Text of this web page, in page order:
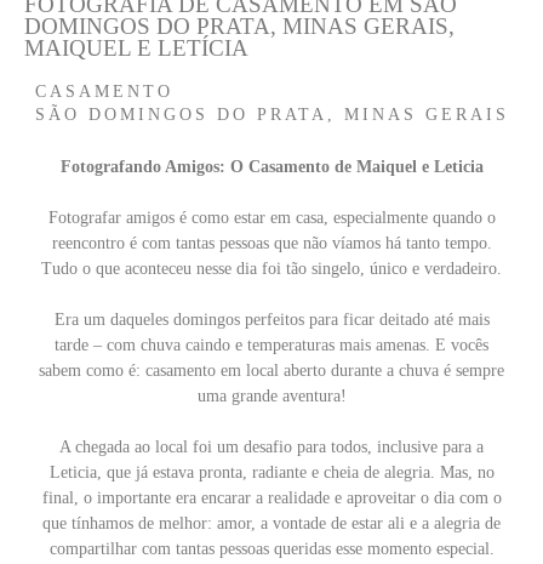
CASAMENTO
SÃO DOMINGOS DO PRATA, MINAS GERAIS
DOMINGOS DO PRATA, MINAS GERAIS,
MAIQUEL E LETÍCIA
Fotografando Amigos: O Casamento de Maiquel e Leticia
Fotografar amigos é como estar em casa, especialmente quando o
reencontro é com tantas pessoas que não víamos há tanto tempo.
Tudo o que aconteceu nesse dia foi tão singelo, único e verdadeiro.
Era um daqueles domingos perfeitos para ficar deitado até mais
tarde – com chuva caindo e temperaturas mais amenas. E vocês
sabem como é: casamento em local aberto durante a chuva é sempre
uma grande aventura!
A chegada ao local foi um desafio para todos, inclusive para a
Leticia, que já estava pronta, radiante e cheia de alegria. Mas, no
final, o importante era encarar a realidade e aproveitar o dia com o
que tínhamos de melhor: amor, a vontade de estar ali e a alegria de
compartilhar com tantas pessoas queridas esse momento especial.